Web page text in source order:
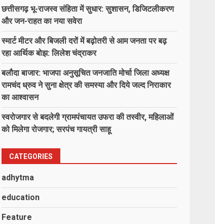
छत्तीसगढ़ भू-राजस्व संहिता में सुधार: सुशासन, डिजिटलीकरण
और जन-राहत का नया सवेरा
स्मार्ट मीटर और बिजली दरों में बढ़ोतरी से आम जनता पर बढ़
रहा आर्थिक बोझ: लिलेश चंद्राकर
बलौदा बाजार: भाजपा अनुसूचित जनजाति मोर्चा जिला अध्यक्ष
रामचंद ध्रुव ने सुना क्षेत्र की समस्या और दिये जल्द निराकार
का आश्वासन
स्वरोजगार से बदलेगी ग्रामपंचायत उफरा की तस्वीर, महिलाओं
को मिलेगा रोजगार; सरपंच गायत्री साहू
CATEGORIES
adhytma
education
Feature